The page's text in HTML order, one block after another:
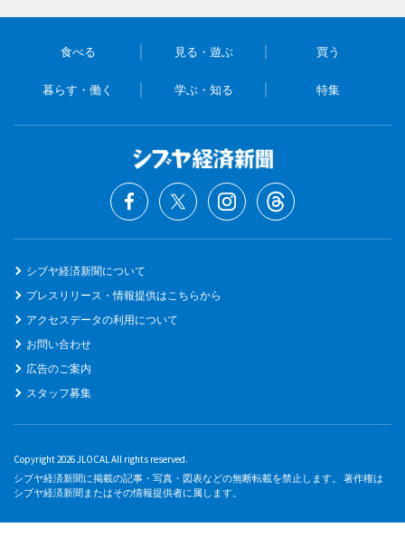
食べる 見る・遊ぶ 買う
暮らす・働く 学ぶ・知る 特集
シブヤ経済新聞について
プレスリリース・情報提供はこちらから
アクセスデータの利用について
お問い合わせ
広告のご案内
スタッフ募集
Copyright 2026 JLOCAL All rights reserved.
シブヤ経済新聞に掲載の記事・写真・図表などの無断転載を禁止します。 著作権は
シブヤ経済新聞またはその情報提供者に属します。